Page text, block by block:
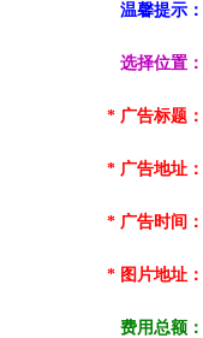
温馨提示：
选择位置：
* 广告标题：
* 广告地址：
* 广告时间：
* 图片地址：
费用总额：